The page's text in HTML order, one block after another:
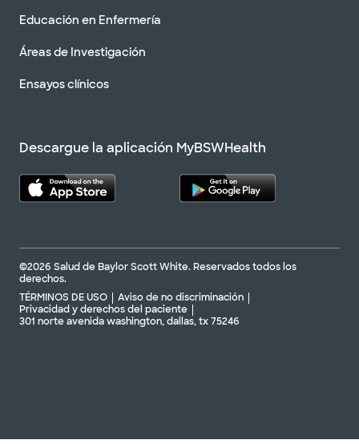
Educación en Enfermería
Áreas de Investigación
Ensayos clínicos
Descargue la aplicación MyBSWHealth
©2026 Salud de Baylor Scott White. Reservados todos los
derechos.
TÉRMINOS DE USO
Aviso de no discriminación
Privacidad y derechos del paciente
301 norte avenida washington, dallas, tx 75246